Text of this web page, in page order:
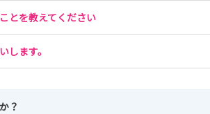
とを教えてください
します。
？